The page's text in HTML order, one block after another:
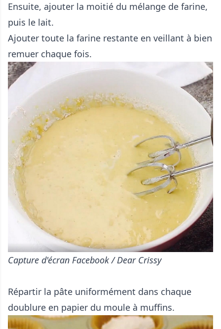
Ensuite, ajouter la moitié du mélange de farine,
puis le lait.
Ajouter toute la farine restante en veillant à bien
remuer chaque fois.
Capture d'écran Facebook / Dear Crissy
Répartir la pâte uniformément dans chaque
doublure en papier du moule à muffins.